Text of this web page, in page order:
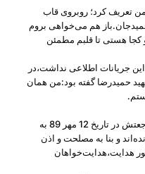
تعریف كرد؛ روبروی قاب
هم می‌خواهی بروم
كجا هستی تا قلبم مطمئن
جریانات اطلاعی نداشت،در
حمیدرضا ‌گفته بود:من همان
شهید حمیدرضا ملاحسنی با شهادت و رجعتش در تاریخ 12 مهر 89 به
و بنا به مصلحت و اذن
هدایت،هدایت‌خواهان